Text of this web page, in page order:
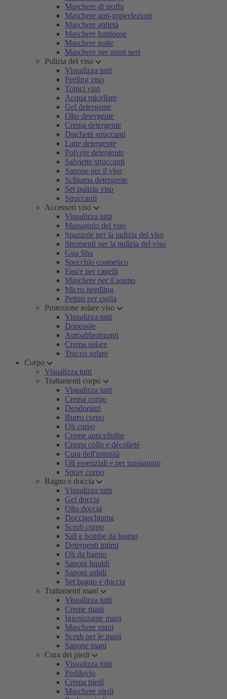
Maschere di stoffa
Maschere anti-imperfezioni
Maschere antietà
Maschere luminose
Maschere notte
Maschere per punti neri
Pulizia del viso
Visualizza tutti
Peeling viso
Tonici viso
Acqua micellare
Gel detergente
Olio detergente
Crema detergente
Dischetti struccanti
Latte detergente
Polvere detergente
Salviette struccanti
Sapone per il viso
Schiuma detergente
Set pulizia viso
Struccanti
Accessori viso
Visualizza tutti
Massaggio del viso
Spazzole per la pulizia del viso
Strumenti per la pulizia del viso
Gua Sha
Specchio cosmetico
Fasce per capelli
Maschere per il sonno
Micro needling
Pettini per ciglia
Protezione solare viso
Visualizza tutti
Doposole
Autoabbronzanti
Crema solare
Trucco solare
Corpo
Visualizza tutti
Trattamenti corpo
Visualizza tutti
Crema corpo
Deodoranti
Burro corpo
Oli corpo
Creme anticellulite
Crema collo e décolleté
Cura dell'intimità
Oli essenziali e per massaggio
Spray corpo
Bagno e doccia
Visualizza tutti
Gel doccia
Olio doccia
Docciaschiuma
Scrub corpo
Sali e bombe da bagno
Detergenti intimi
Oli da bagno
Saponi liquidi
Saponi solidi
Set bagno e doccia
Trattamenti mani
Visualizza tutti
Creme mani
Igienizzante mani
Maschere mani
Scrub per le mani
Sapone mani
Cura dei piedi
Visualizza tutti
Pediluvio
Crema piedi
Maschere piedi